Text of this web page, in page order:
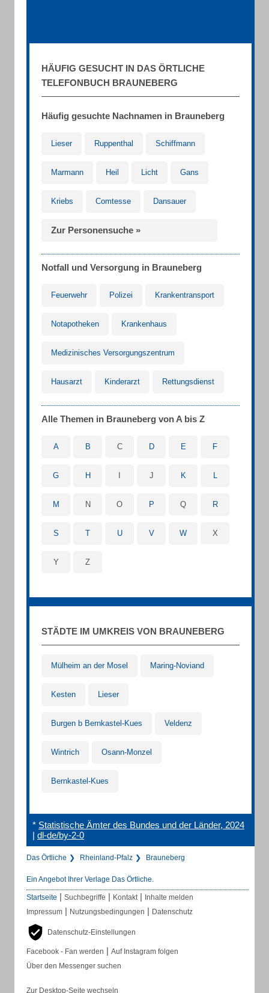
HÄUFIG GESUCHT IN DAS ÖRTLICHE
TELEFONBUCH BRAUNEBERG
Häufig gesuchte Nachnamen in Brauneberg
Lieser Ruppenthal Schiffmann
Marmann Heil Licht Gans
Kriebs Comtesse Dansauer
Zur Personensuche »
Notfall und Versorgung in Brauneberg
Feuerwehr Polizei Krankentransport
Notapotheken Krankenhaus
Medizinisches Versorgungszentrum
Hausarzt Kinderarzt Rettungsdienst
Alle Themen in Brauneberg von A bis Z
A B C D E F
G H J K L
M N O P Q R
S T U V W X
Y Z
STÄDTE IM UMKREIS VON BRAUNEBERG
Mülheim an der Mosel Maring-Noviand
Kesten Lieser
Burgen b Bernkastel-Kues Veldenz
Wintrich Osann-Monzel
Bernkastel-Kues
* Statistische Ämter des Bundes und der Länder, 2024
| dl-de/by-2-0
Das Örtliche Rheinland-Pfalz Brauneberg
Ein Angebot Ihrer Verlage Das Örtliche.
Startseite | Suchbegriffe | Kontakt | Inhalte melden
Impressum | Nutzungsbedingungen | Datenschutz
Datenschutz-Einstellungen
Facebook - Fan werden | Auf Instagram folgen
Über den Messenger suchen
Zur Desktop-Seite wechseln